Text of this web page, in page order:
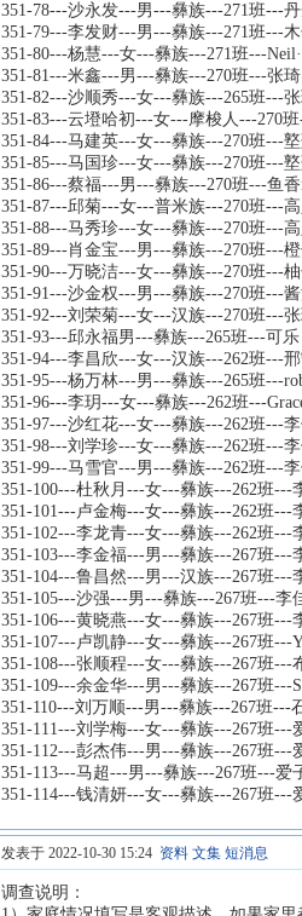
351-78---沙永发---男---彝族---271班---
351-79---李发财---男---彝族---271班---
351-80---杨慧---女---彝族---271班---
351-81---米鑫---男---彝族---270班---张
351-82---沙顺秀---女---彝族---265班---
351-83---云墱哈初---女---摩梭人---270
351-84---马建英---女---彝族---270班---
351-85---马国珍---女---彝族---270班---
351-86---蔡福---男---彝族---270班---鱼香
351-87---邱菊---女---普米族---270班---
351-88---马秀珍---女---彝族---270班---
351-89---肖金宝---男---彝族---270班---
351-90---万晓洁---女---彝族---270班---
351-91---沙金权---男---彝族---270班---
351-92---刘荣菊---女---汉族---270班---
351-93---邱永福男---彝族---265班---可乐
351-94---李昌欣---女---汉族---262班---
351-95---杨万林---男---彝族---265班---
351-96---李玥---女---彝族---262班---
351-97---沙红花---女---彝族---262班---
351-98---刘学珍---女---彝族---262班---
351-99---马雪官---男---彝族---262班---
351-100---杜秋月---女---彝族---262班---
351-101---卢金梅---女---彝族---262班---
351-102---李龙青---女---彝族---262班---
351-103---李金福---男---彝族---267班---
351-104---鲁昌然---男---汉族---267班---
351-105---沙强---男---彝族---267班---李
351-106---黄晓燕---女---彝族---267班---
351-107---卢凯静---女---彝族---267班---
351-108---张顺程---女---彝族---267班---
351-109---余金华---男---彝族---267班---
351-110---刘万顺---男---彝族---267班---
351-111---刘学梅---女---彝族---267班---
351-112---彭杰伟---男---彝族---267班---
351-113---马超---男---彝族---267班---爱
351-114---钱清妍---女---彝族---267班---
发表于 2022-10-30 15:24 资料 文集 短消息
调查说明：